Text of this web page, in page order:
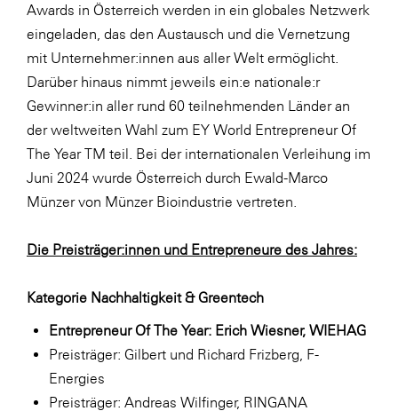
Awards in Österreich werden in ein globales Netzwerk
eingeladen, das den Austausch und die Vernetzung
mit Unternehmer:innen aus aller Welt ermöglicht.
Darüber hinaus nimmt jeweils ein:e nationale:r
Gewinner:in aller rund 60 teilnehmenden Länder an
der weltweiten Wahl zum EY World Entrepreneur Of
The Year TM teil. Bei der internationalen Verleihung im
Juni 2024 wurde Österreich durch Ewald-Marco
Münzer von Münzer Bioindustrie vertreten.
Die Preisträger:innen und Entrepreneure des Jahres:
Kategorie Nachhaltigkeit & Greentech
Entrepreneur Of The Year: Erich Wiesner, WIEHAG
Preisträger: Gilbert und Richard Frizberg, F-
Energies
Preisträger: Andreas Wilfinger, RINGANA